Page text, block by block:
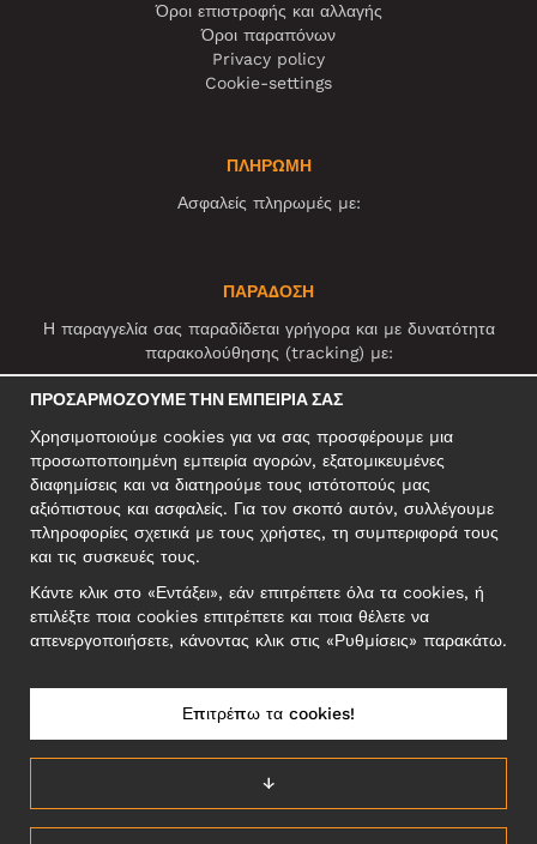
Όροι επιστροφής και αλλαγής
Όροι παραπόνων
Privacy policy
Cookie-settings
ΠΛΗΡΩΜΗ
Ασφαλείς πληρωμές με:
ΠΑΡΑΔΟΣΗ
Η παραγγελία σας παραδίδεται γρήγορα και με δυνατότητα
παρακολούθησης (tracking) με:
ΚΟΙΝΩΝΙΚΆ ΔΊΚΤΥΑ
ΕΠΑΓΓΕΛΜΑΤΙΚΗ ΔΙΕΥΘΥΝΣΗ
Motley Denim Europe OÜ
Narva mnt 5, EE-10117 Tallinn
Reg: 12356245
διεύθυνση!
ΕΛΛΆΔΑ/ΕΛΛΗΝΙΚΆ
ΠΡΟΣΑΡΜΌΖΟΥΜΕ ΤΗΝ ΕΜΠΕΙΡΊΑ ΣΑΣ
Χρησιμοποιούμε cookies για να σας προσφέρουμε μια
προσωποποιημένη εμπειρία αγορών, εξατομικευμένες
διαφημίσεις και να διατηρούμε τους ιστότοπούς μας
αξιόπιστους και ασφαλείς. Για τον σκοπό αυτόν, συλλέγουμε
πληροφορίες σχετικά με τους χρήστες, τη συμπεριφορά τους
και τις συσκευές τους.
Κάντε κλικ στο «Εντάξει», εάν επιτρέπετε όλα τα cookies, ή
επιλέξτε ποια cookies επιτρέπετε και ποια θέλετε να
απενεργοποιήσετε, κάνοντας κλικ στις «Ρυθμίσεις» παρακάτω.
↓
Επιτρέπω τα cookies!